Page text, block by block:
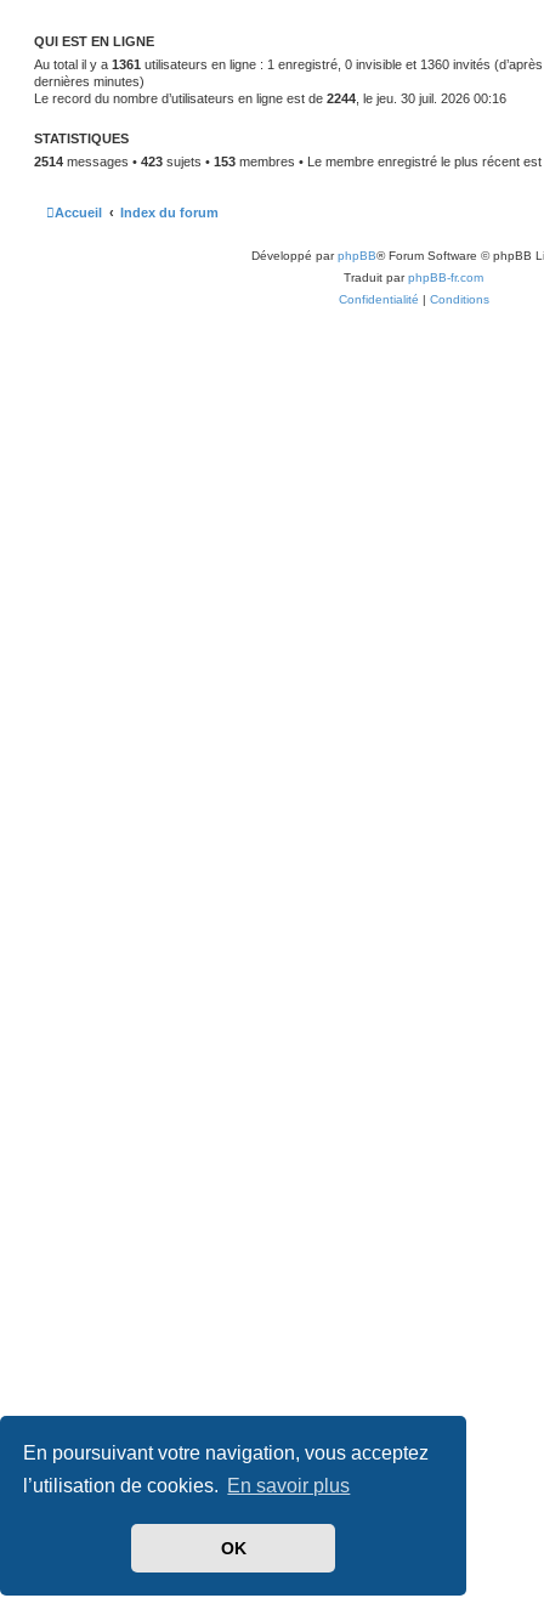
En poursuivant votre navigation, vous acceptez
l’utilisation de cookies. En savoir plus
OK
QUI EST EN LIGNE
Au total il y a 1361 utilisateurs en ligne : 1 enregistré, 0 invisible et 1360 invités
dernières minutes)
Le record du nombre d’utilisateurs en ligne est de 2244 , le jeu. 30 juil. 2026 00:16
STATISTIQUES
2514 messages • 423 sujets • 153 membres • Le membre enregistré le plus récent est
Accueil Index du forum
Développé parphpBB® Forum Software © phpBB
Traduit parphpBB-fr.com
Confidentialité | Conditions